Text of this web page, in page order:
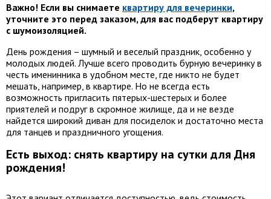
Важно! Если вы снимаете квартиру для вечеринки,
уточните это перед заказом, для вас подберут квартиру
с шумоизоляцией.
День рождения – шумный и веселый праздник, особенно у
молодых людей. Лучше всего проводить бурную вечеринку в
честь именинника в удобном месте, где никто не будет
мешать, например, в квартире. Но не всегда есть
возможность пригласить пятерых-шестерых и более
приятелей и подруг в скромное жилище, да и не везде
найдется широкий диван для посиделок и достаточно места
для танцев и праздничного угощения.
Есть выход: снять квартиру на сутки для Дня
рождения!